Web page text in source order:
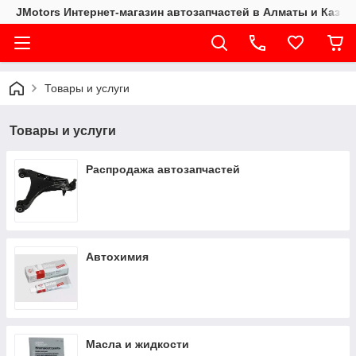
JMotors Интернет-магазин автозапчастей в Алматы и
Товары и услуги
Товары и услуги
Распродажа автозапчастей
Автохимия
Масла и жидкости